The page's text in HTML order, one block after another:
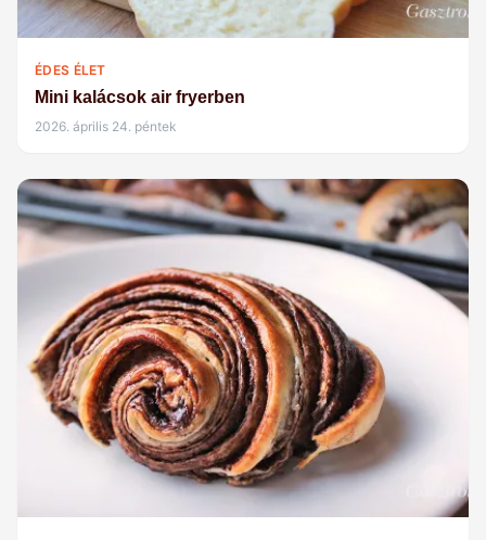
ÉDES ÉLET
Mini kalácsok air fryerben
2026. április 24. péntek